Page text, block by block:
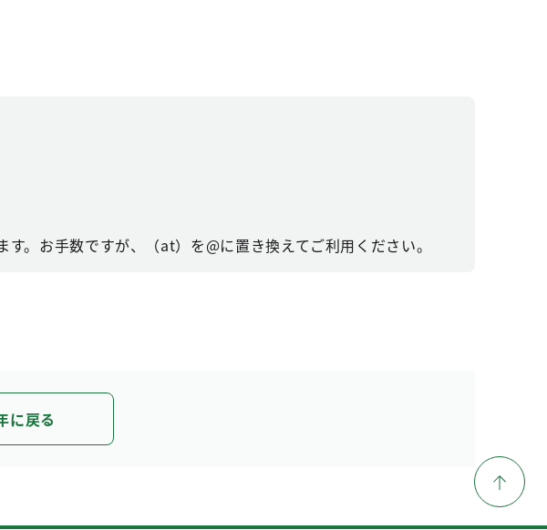
。お手数ですが、（at）を@に置き換えてご利用ください。
に戻る